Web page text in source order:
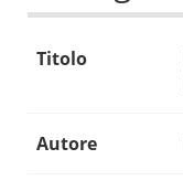
Titolo
Autore